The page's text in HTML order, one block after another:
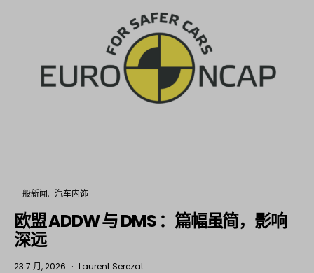
一般新闻 汽车内饰
欧盟 ADDW 与 DMS ：篇幅虽简，影响
深远
23 7 月, 2026 Laurent Serezat